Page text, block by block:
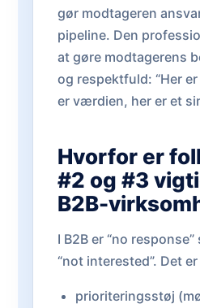
gør modtageren
pipeline. Den
at gøre modtagerens
og respektfuld: “Her
er værdien, her er et
Hvorfor er
#2 og #3
B2B-
I B2B er “no
“not interested”. Det
prioriteringsstøj